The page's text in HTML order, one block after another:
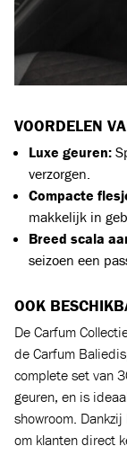
VOORDELEN
Luxe geuren:
verzorgen.
Compacte
makkelijk in
Breed scala
seizoen een
OOK
De Carfum
de Carfum
complete set van
geuren, en is
showroom.
om klanten direct